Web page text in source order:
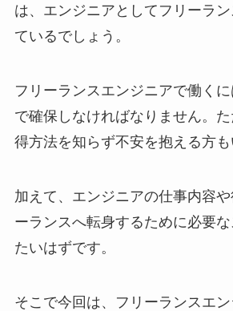
は、エンジニアとしてフリーラ
ているでしょう。
フリーランスエンジニアで働く
で確保しなければなりません。
得方法を知らず不安を抱える方も
加えて、エンジニアの仕事内容
ーランスへ転身するために必要な
たいはずです。
そこで今回は、フリーランスエ